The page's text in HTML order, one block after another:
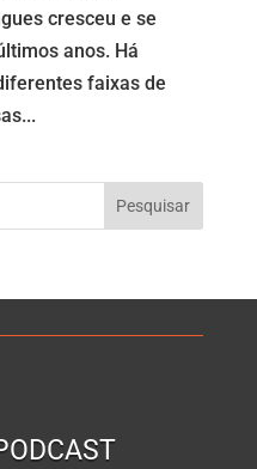
cresceu e se
anos. Há
faixas de